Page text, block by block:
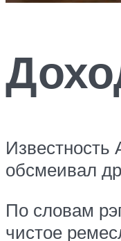
обсмеивал
По словам
чистое